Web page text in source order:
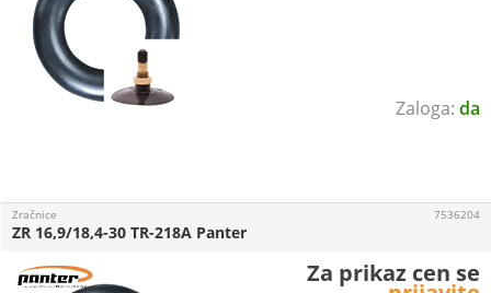
da
Zračnice
ZR 16,9/18,4-30 TR-218A Panter
7536204
Za prikaz cen se